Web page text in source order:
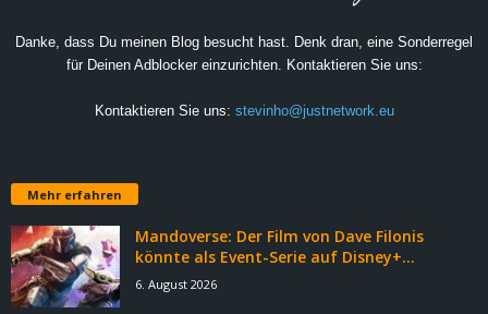
Danke, dass Du meinen Blog besucht hast. Denk dran, eine Sonderregel
für Deinen Adblocker einzurichten. Kontaktieren Sie uns:
Kontaktieren Sie uns: stevinho@justnetwork.eu
Mehr erfahren
Mandoverse: Der Film von Dave Filonis
könnte als Event-Serie auf Disney+...
6. August 2026